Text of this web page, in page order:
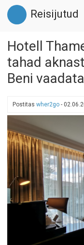
Liigu
edasi
põhisisu
Reisijutud
Hotell
tahad
Beni vaadata
Postitas wher2go -